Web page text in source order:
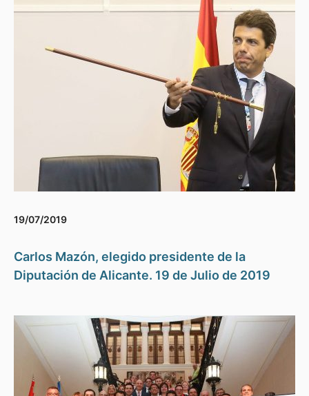
19/07/2019
Carlos Mazón, elegido presidente de la
Diputación de Alicante. 19 de Julio de 2019